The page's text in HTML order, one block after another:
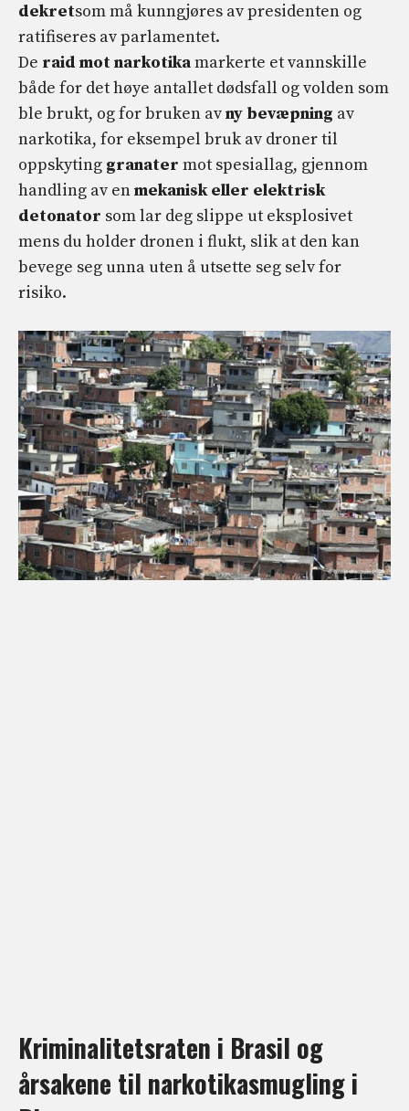
dekretsom må kunngjøres av presidenten og
ratifiseres av parlamentet.
De raid mot narkotikamarkerte et vannskille
både for det høye antallet dødsfall og volden som
ble brukt, og for bruken avny bevæpning av
narkotika, for eksempel bruk av droner til
oppskyting granater mot spesiallag, gjennom
handling av enmekanisk eller elektrisk
detonator som lar deg slippe ut eksplosivet
mens du holder dronen i flukt, slik at den kan
bevege seg unna uten å utsette seg selv for
risiko.
Kriminalitetsraten i Brasil og
årsakene til narkotikasmugling i